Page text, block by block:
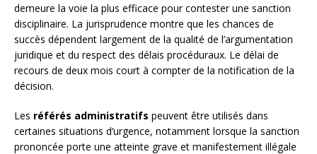
demeure la voie la plus efficace pour contester une sanction
disciplinaire. La jurisprudence montre que les chances de
succès dépendent largement de la qualité de l’argumentation
juridique et du respect des délais procéduraux. Le délai de
recours de deux mois court à compter de la notification de la
décision.
Les référés administratifs peuvent être utilisés dans
certaines situations d’urgence, notamment lorsque la sanction
prononcée porte une atteinte grave et manifestement illégale